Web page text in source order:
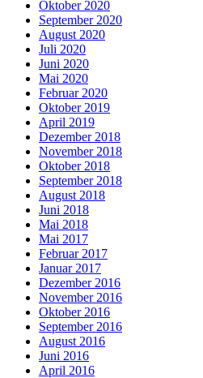
Oktober 2020
September 2020
August 2020
Juli 2020
Juni 2020
Mai 2020
Februar 2020
Oktober 2019
April 2019
Dezember 2018
November 2018
Oktober 2018
September 2018
August 2018
Juni 2018
Mai 2018
Mai 2017
Februar 2017
Januar 2017
Dezember 2016
November 2016
Oktober 2016
September 2016
August 2016
Juni 2016
April 2016